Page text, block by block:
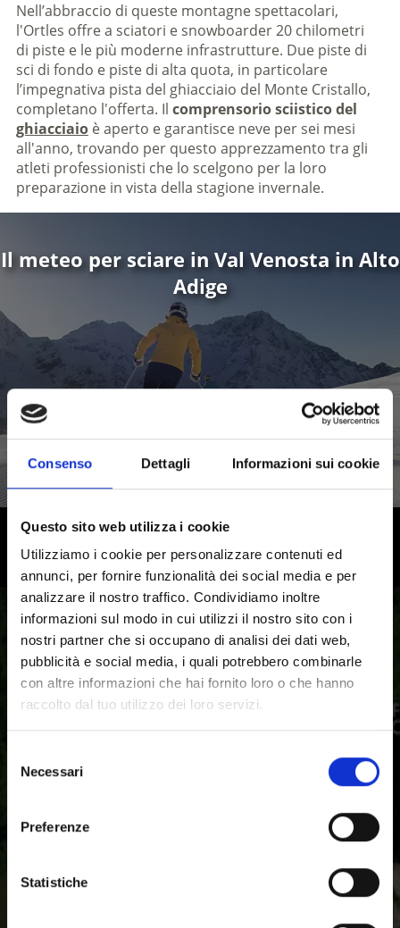
Consenso Dettagli Informazioni sui cookie
Questo sito web utilizza i cookie
Utilizziamo i cookie per personalizzare contenuti ed
annunci, per fornire funzionalità dei social media e per
analizzare il nostro traffico. Condividiamo inoltre
informazioni sul modo in cui utilizzi il nostro sito con i
nostri partner che si occupano di analisi dei dati web,
pubblicità e social media, i quali potrebbero combinarle
con altre informazioni che hai fornito loro o che hanno
raccolto dal tuo utilizzo dei loro servizi.
delNecessari
Preferenze
Statistiche
Nell’abbraccio di queste montagne spettacolari,
l'Ortles offre a sciatori e snowboarder 20 chilometri
di piste e le più moderne infrastrutture. Due piste di
sci di fondo e piste di alta quota, in particolare
l’impegnativa pista del ghiacciaio del Monte Cristallo,
completano l'offerta. Il comprensorio sciistico del
ghiacciaioè aperto e garantisce neve per sei mesi
all'anno, trovando per questo apprezzamento tra gli
atleti professionisti che lo scelgono per la loro
preparazione in vista della stagione invernale.
Il meteo per sciare in Val Venosta in Alto
Adige
Saperne di più
Alto Adige: vivi le bellezze del
territorio da una posizione
privilegiata
Il lago di Resia, l’Abbazia di Monte Maria, l’Ortles, il
Passo dello Stelvio e Castel Juval: l’area vacanze Val
Venosta cattura gli sguardi con il suo patrimonio
culturale e le bellezze paesaggistiche.